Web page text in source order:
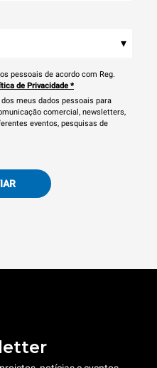
▾
pessoais de acordo com Reg.
de Privacidade *
meus dados pessoais para
comercial, newsletters,
eventos, pesquisas de